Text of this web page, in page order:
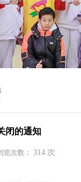
闭的通知
览次数： 314 次